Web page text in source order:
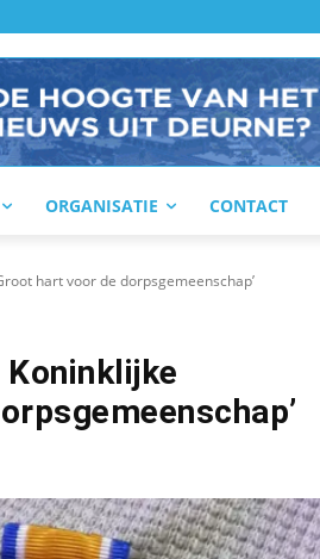
ORGANISATIE CONTACT
hart voor de dorpsgemeenschap’